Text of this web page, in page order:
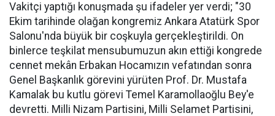
Vakitçi yaptığı konuşmada şu ifadeler yer verdi; "30
Ekim tarihinde olağan kongremiz Ankara Atatürk Spor
Salonu'nda büyük bir coşkuyla gerçekleştirildi. On
binlerce teşkilat mensubumuzun akın ettiği kongrede
cennet mekân Erbakan Hocamızın vefatından sonra
Genel Başkanlık görevini yürüten Prof. Dr. Mustafa
Kamalak bu kutlu görevi Temel Karamollaoğlu Bey'e
devretti. Milli Nizam Partisini, Milli Selamet Partisini,